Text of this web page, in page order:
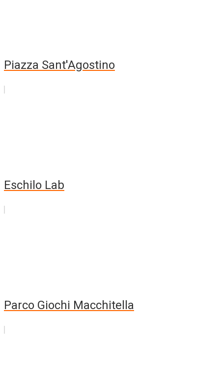
Piazza Sant'Agostino
Eschilo Lab
Parco Giochi Macchitella